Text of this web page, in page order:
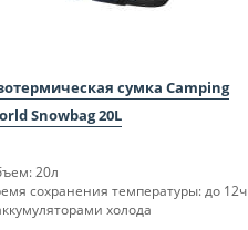
сумка Camping
Snowbag 20L
20л
сохранения температуры: до 12ч
холода